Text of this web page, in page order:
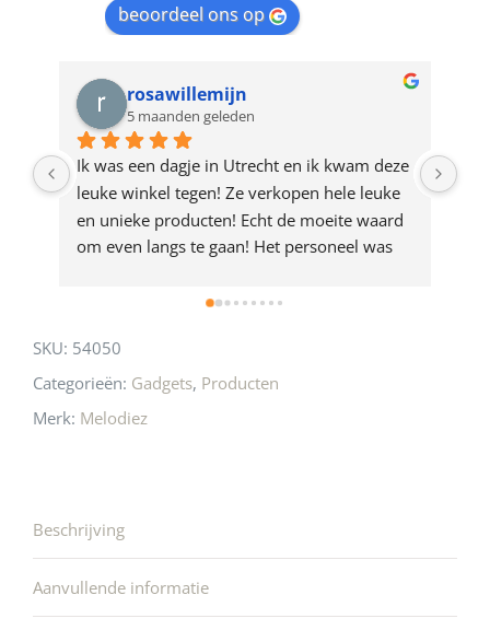
product
beoordeel ons op
rosawillemijn
5 maanden geleden
Ik was een dagje in Utrecht en ik kwam deze
leuke winkel tegen! Ze verkopen hele leuke
en unieke producten! Echt de moeite waard
om even langs te gaan! Het personeel was
SKU: 54050
Categorieën: Gadgets, Producten
Merk: Melodiez
Beschrijving
Aanvullende informatie